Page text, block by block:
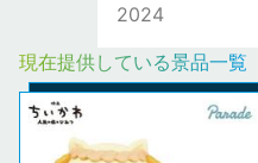
2024
現在提供している景品一覧